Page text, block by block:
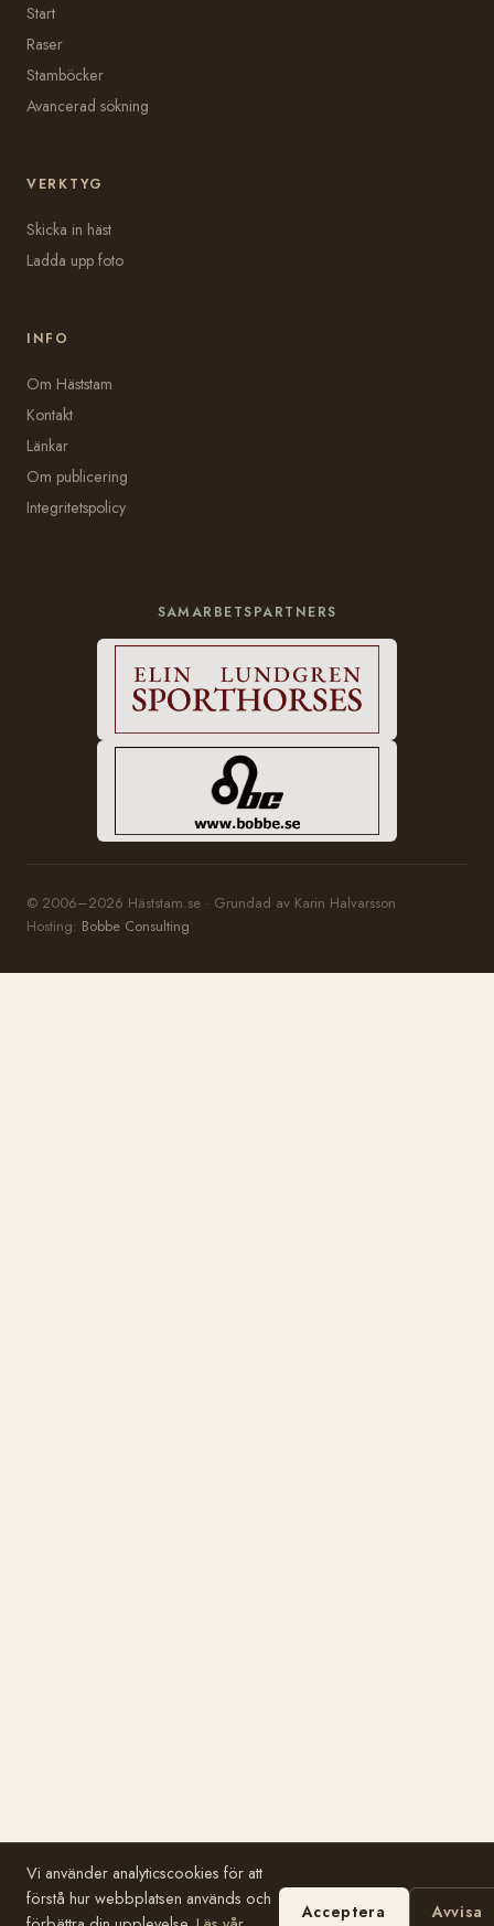
Start
Raser
Stamböcker
Avancerad sökning
VERKTYG
Skicka in häst
Ladda upp foto
INFO
Om Häststam
Kontakt
Länkar
Om publicering
Integritetspolicy
SAMARBETSPARTNERS
© 2006–2026 Häststam.se · Grundad av Karin Halvarsson
Hosting: Bobbe Consulting
Vi använder analyticscookies för att
förstå hur webbplatsen används och
Acceptera Avvisa